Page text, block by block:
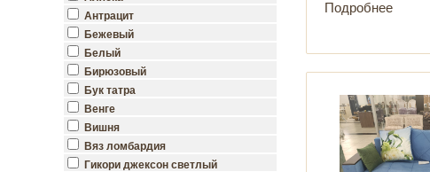
Антрацит
Бежевый
Белый
Бирюзовый
Бук татра
Венге
Вишня
Вяз ломбардия
Гикори джексон светлый
Подробнее